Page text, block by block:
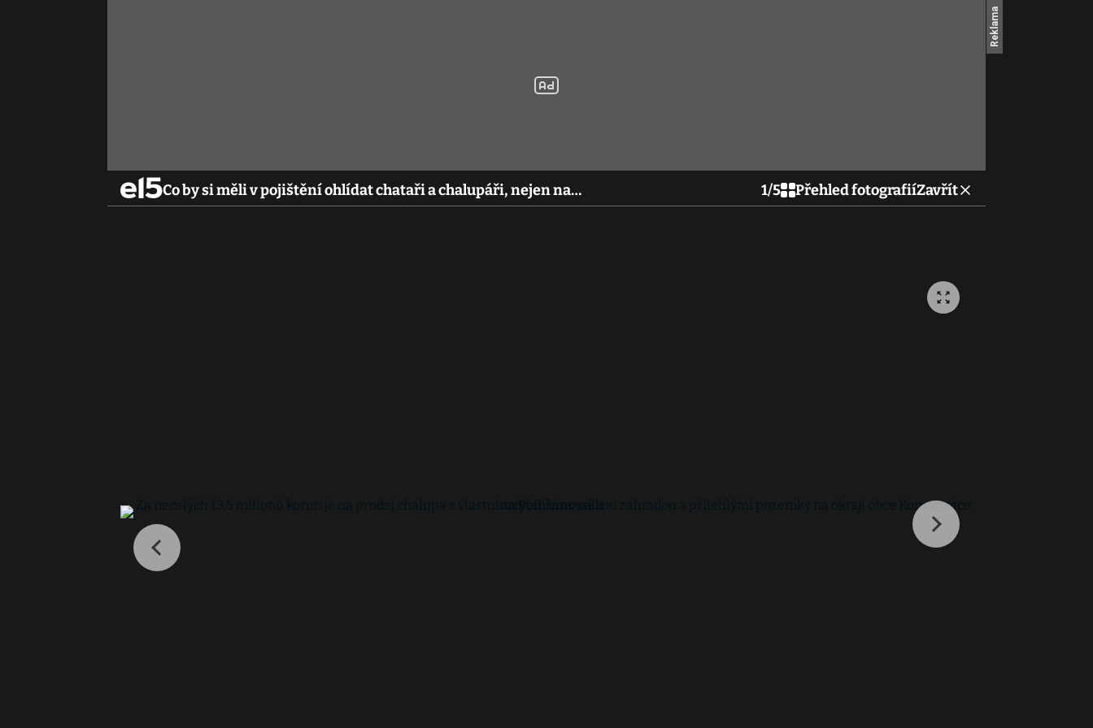
Co by si měli v pojištění ohlídat chataři a chalupáři, nejen na… 1/5 Přehled fotografiíZavřít